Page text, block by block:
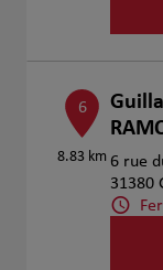
6
8.83 km 6 rue
31380